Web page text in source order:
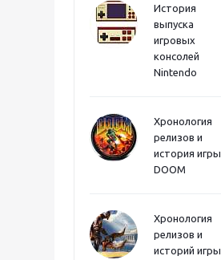
История
выпуска
игровых
консолей
Nintendo
Хронология
релизов и
история игры
DOOM
Хронология
релизов и
историй игры
Onimusha: Way of the
Sword PS5